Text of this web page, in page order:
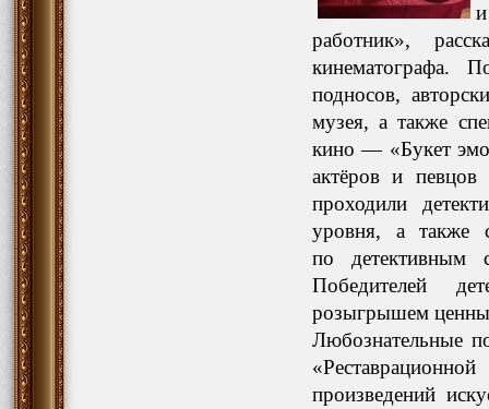
работник»,
кинематографа.
подносов,
музея, а также
кино — «Букет
актёров и певцов
проходили
уровня, а также
по детективным
Победителей
розыгрышем
Любознательные
произведений